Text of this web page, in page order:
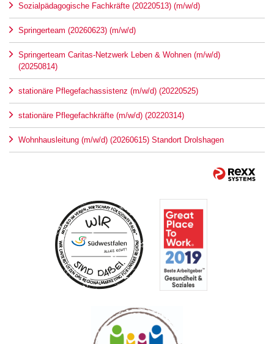
Sozialpädagogische Fachkräfte (20220513) (m/w/d)
Springerteam (20260623) (m/w/d)
Springerteam Caritas-Netzwerk Leben & Wohnen (m/w/d)
(20250814)
stationäre Pflegefachassistenz (m/w/d) (20220525)
stationäre Pflegefachkräfte (m/w/d) (20220314)
Wohnhausleitung (m/w/d) (20260615) Standort Drolshagen